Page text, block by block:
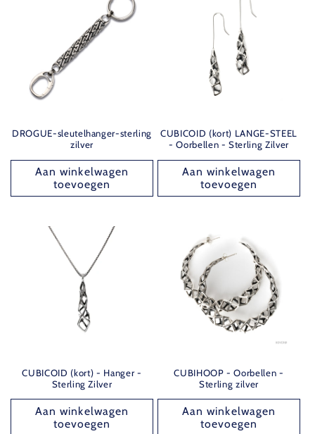
DROGUE-sleutelhanger-sterling
zilver
Aan winkelwagen
toevoegen
CUBICOID (kort) LANGE-STEEL
- Oorbellen - Sterling Zilver
Aan winkelwagen
toevoegen
CUBICOID (kort) - Hanger -
Sterling Zilver
Aan winkelwagen
toevoegen
CUBIHOOP - Oorbellen -
Sterling zilver
Aan winkelwagen
toevoegen